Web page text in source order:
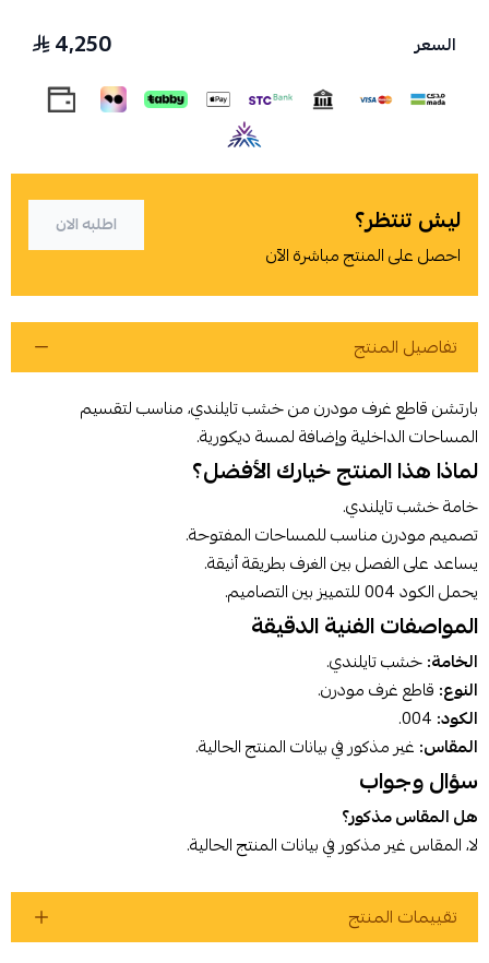
السعر 4,250
ليش تنتظر؟
احصل على المنتج مباشرة الآن
اطلبه الان
أوافق على سياسة الشراء
اطلب المنتج
تفاصيل المنتج
بارتشن قاطع غرف مودرن من خشب تايلندي، مناسب لتقسيم
المساحات الداخلية وإضافة لمسة ديكورية.
لماذا هذا المنتج خيارك الأفضل؟
خامة خشب تايلندي.
تصميم مودرن مناسب للمساحات المفتوحة.
يساعد على الفصل بين الغرف بطريقة أنيقة.
يحمل الكود 004 للتمييز بين التصاميم.
المواصفات الفنية الدقيقة
الخامة:خشب تايلندي.
النوع: قاطع غرف مودرن.
الكود:
المقاس: غير مذكور في بيانات المنتج الحالية.
سؤال وجواب
هل المقاس مذكور؟
لا، المقاس غير مذكور في بيانات المنتج الحالية.
تقييمات المنتج